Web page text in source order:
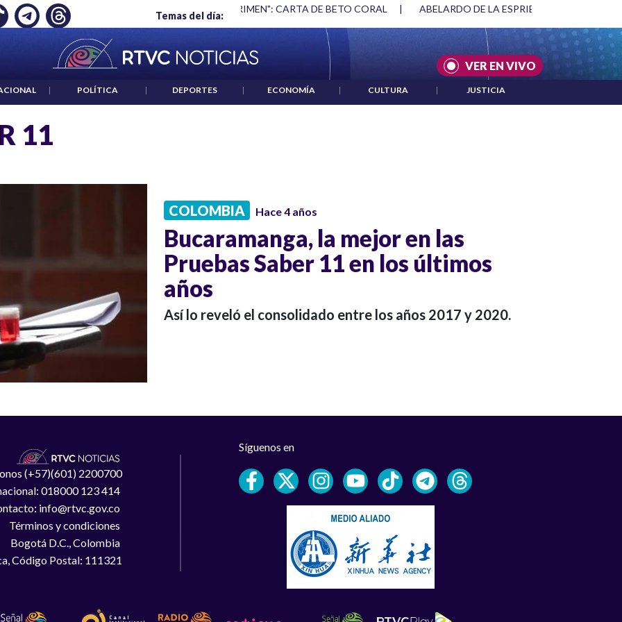
Temas del día:
EMPLEO: JP MORGAN "HABLAR NO ES UN CRIMEN": CARTA DE BETO CORAL | ABELARDO DE LA ESPRIELLA Y DMG
VER EN VIVO
| POLÍTICA | DEPORTES | ECONOMÍA | CULTURA | JUSTICIA
11
COLOMBIA Hace 4 años
Bucaramanga, la mejor en las
Pruebas Saber 11 en los últimos
años
Así lo reveló el consolidado entre los años 2017 y 2020.
(+57)(601) 2200700
018000 123 414
info@rtvc.gov.co
Términos y condiciones
Bogotá D.C., Colombia
Código Postal: 111321
Síguenos en